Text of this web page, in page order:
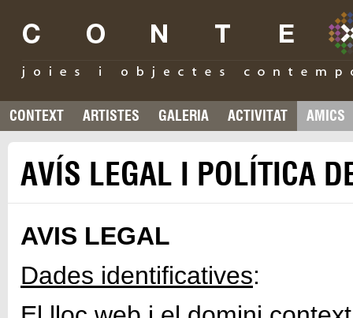
CONTEXT ARTISTES GALERIA ACTIVITAT AMICS
AVÍS LEGAL I POLÍTICA
AVIS LEGAL
Dades identificatives: